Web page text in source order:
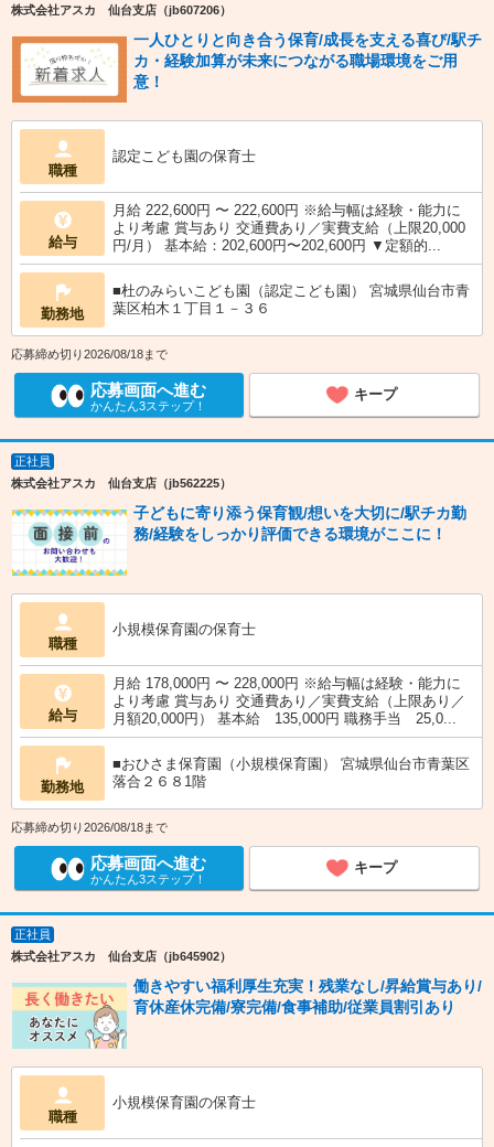
株式会社アスカ 仙台支店（jb607206）
一人ひとりと向き合う保育/成長を支える喜び/駅チ
カ・経験加算が未来につながる職場環境をご用
意！
職種
認定こども園の保育士
給与
月給 222,600円 〜 222,600円 ※給与幅は経験・能力に
より考慮 賞与あり 交通費あり／実費支給（上限20,000
円/月） 基本給：202,600円〜202,600円 ▼定額的...
勤務地
■杜のみらいこども園（認定こども園） 宮城県仙台市青
葉区柏木１丁目１－３６
応募締め切り2026/08/18まで
応募画面へ進む
かんたん3ステップ！
キープ
正社員
株式会社アスカ 仙台支店（jb562225）
子どもに寄り添う保育観/想いを大切に/駅チカ勤
務/経験をしっかり評価できる環境がここに！
職種
小規模保育園の保育士
給与
月給 178,000円 〜 228,000円 ※給与幅は経験・能力に
より考慮 賞与あり 交通費あり／実費支給（上限あり／
月額20,000円） 基本給 135,000円 職務手当 25,0...
勤務地
■おひさま保育園（小規模保育園） 宮城県仙台市青葉区
落合２６８1階
応募締め切り2026/08/18まで
応募画面へ進む
かんたん3ステップ！
キープ
正社員
株式会社アスカ 仙台支店（jb645902）
働きやすい福利厚生充実！残業なし/昇給賞与あり/
育休産休完備/寮完備/食事補助/従業員割引あり
職種
小規模保育園の保育士